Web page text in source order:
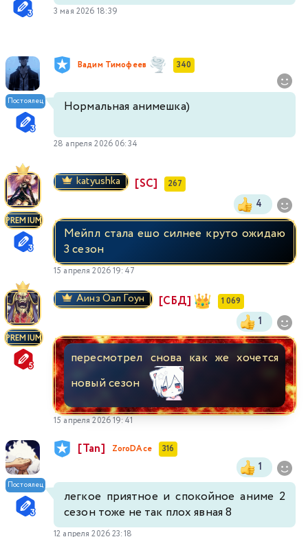
3 мая 2026 18:39
Постоялец
Вадим Тимофеев 340
Нормальная анимешка)
28 апреля 2026 06:34
PREMIUM
katyushka [SC] 267
4
Мейпл стала ешо силнее круто ожидаю
3 сезон
15 апреля 2026 19:47
PREMIUM
Аинз Оал Гоун [СБД] 1 069
1
пересмотрел снова как же хочется
новый сезон
15 апреля 2026 19:41
Постоялец
[Tan] ZoroDAce 316
1
легкое приятное и спокойное аниме 2
сезон тоже не так плох явная 8
12 апреля 2026 23:18